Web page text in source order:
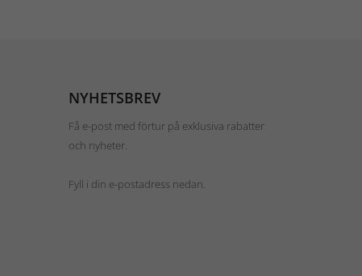
NYHETSBREV
Få e-post med förtur på exklusiva rabatter
och nyheter.
Fyll i din e-postadress nedan.